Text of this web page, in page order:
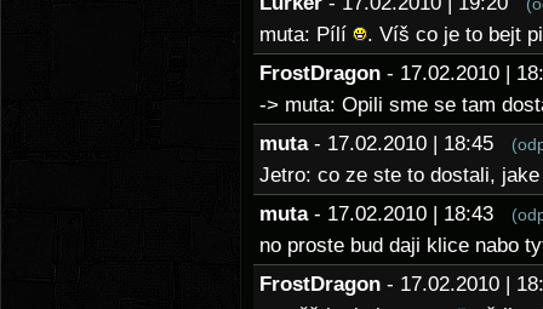
muta: Pílí
. Víš co je to bejt
FrostDragon - 17.02.2010 |
-> muta: Opili sme se tam
muta - 17.02.2010 | 18:45
Jetro: co ze ste to dostali,
muta - 17.02.2010 | 18:43
no proste bud daji klice nabo
FrostDragon - 17.02.2010 |